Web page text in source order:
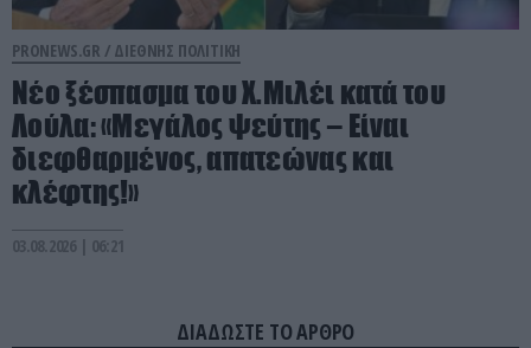
PRONEWS.GR / ΔΙΕΘΝΗΣ ΠΟΛΙΤΙΚΗ
Νέο ξέσπασμα του Χ.Μιλέι κατά του
Λούλα: «Μεγάλος ψεύτης – Είναι
διεφθαρμένος, απατεώνας και
κλέφτης!»
03.08.2026 | 06:21
ΔΙΑΔΩΣΤΕ ΤΟ ΑΡΘΡΟ